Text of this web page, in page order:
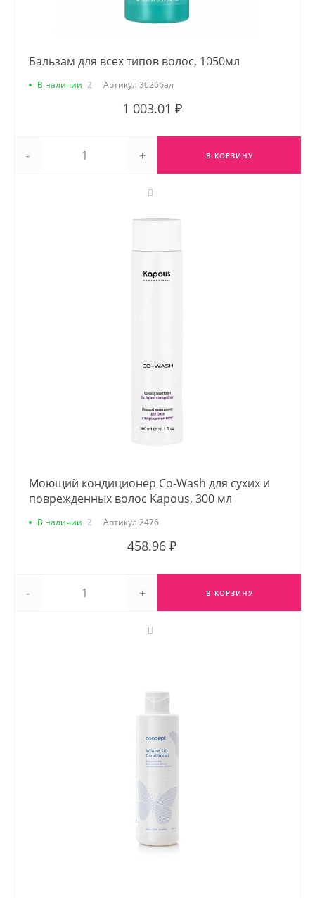
Бальзам для всех типов волос, 1050мл
В наличии 2 Артикул 3026бал
1 003.01 ₽
- + В КОРЗИНУ
Моющий кондиционер Co-Wash для сухих и
поврежденных волос Kapous, 300 мл
В наличии 2 Артикул 2476
458.96 ₽
- + В КОРЗИНУ